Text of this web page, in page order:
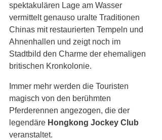
spektakulären Lage am Wasser
vermittelt genauso uralte Traditionen
Chinas mit restaurierten Tempeln und
Ahnenhallen und zeigt noch im
Stadtbild den Charme der ehemaligen
britischen Kronkolonie.
Immer mehr werden die Touristen
magisch von den berühmten
Pferderennen angezogen, die der
legendäre Hongkong Jockey Club
veranstaltet.